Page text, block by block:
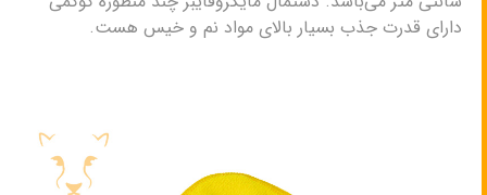
دارای قدرت جذب بسیار بالای مواد نم و خیس هست.